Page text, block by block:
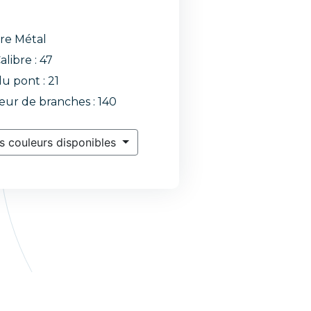
Métal
: 47
pont : 21
de branches : 140
couleurs disponibles